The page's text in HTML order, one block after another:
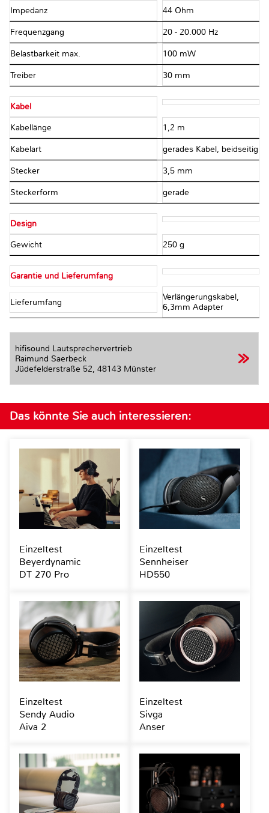
Impedanz 44 Ohm
Frequenzgang 20 - 20.000 Hz
Belastbarkeit max. 100 mW
Treiber 30 mm
Kabel
Kabellänge 1,2 m
Kabelart gerades Kabel, beidseitig
Stecker 3,5 mm
Steckerform gerade
Design
Gewicht 250 g
Garantie und Lieferumfang
Lieferumfang
Verlängerungskabel,
6,3mm Adapter
hifisound Lautsprechervertrieb
Raimund Saerbeck
Jüdefelderstraße 52, 48143 Münster
Das könnte Sie auch interessieren:
Einzeltest
Beyerdynamic
DT 270 Pro
Einzeltest
Sennheiser
HD550
Einzeltest
Sendy Audio
Aiva 2
Einzeltest
Sivga
Anser